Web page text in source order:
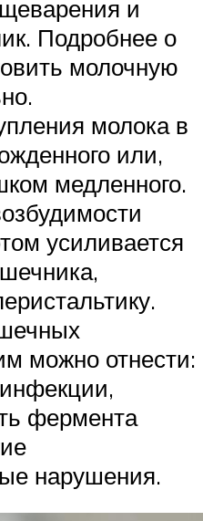
и
Подробнее о
молочную
молока в
или,
медленного.
усиливается
можно отнести:
фермента
нарушения.